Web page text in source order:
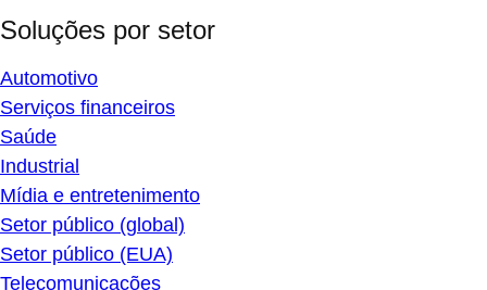
Soluções por setor
Automotivo
Serviços financeiros
Saúde
Industrial
Mídia e entretenimento
Setor público (global)
Setor público (EUA)
Telecomunicações